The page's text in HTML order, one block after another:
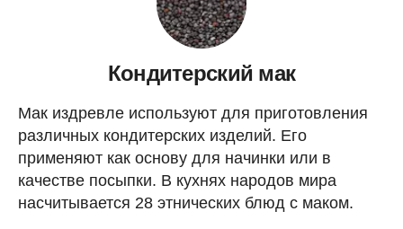
Кондитерский мак
Мак издревле используют для приготовления
различных кондитерских изделий. Его
применяют как основу для начинки или в
качестве посыпки. В кухнях народов мира
насчитывается 28 этнических блюд с маком.